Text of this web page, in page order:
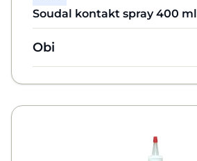
Soudal kontakt spray 400 ml
Obi